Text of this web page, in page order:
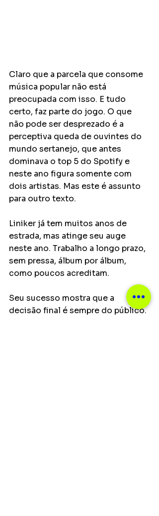
Claro que a parcela que consome
música popular não está
preocupada com isso. E tudo
certo, faz parte do jogo. O que
não pode ser desprezado é a
perceptiva queda de ouvintes do
mundo sertanejo, que antes
dominava o top 5 do Spotify e
neste ano figura somente com
dois artistas. Mas este é assunto
para outro texto.
Liniker já tem muitos anos de
estrada, mas atinge seu auge
neste ano. Trabalho a longo prazo,
sem pressa, álbum por álbum,
como poucos acreditam.
Seu sucesso mostra que a
decisão final é sempre do público.